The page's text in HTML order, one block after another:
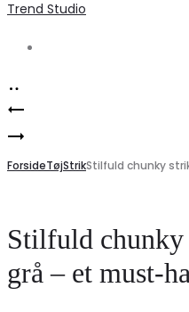
Trend Studio
Product
navigation
med
Fantastisk
Tilbud!
Marta
du
shorts
MdcAntonella
ForsideTøjStrikStilfuld chunky
Stilfuld
grå – et must-